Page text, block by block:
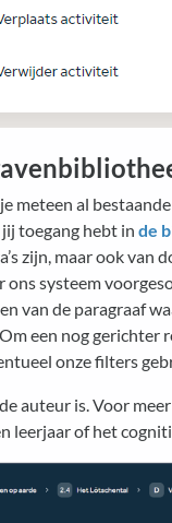
meteen al
toegang hebt in de
zijn, maar ook van
systeem
van de paragraaf
een nog gerichter
onze filters
auteur is. Voor
of het